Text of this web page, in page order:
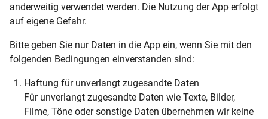
anderweitig verwendet werden. Die Nutzung der App erfolgt
auf eigene Gefahr.
Bitte geben Sie nur Daten in die App ein, wenn Sie mit den
folgenden Bedingungen einverstanden sind:
Haftung für unverlangt zugesandte Daten
Für unverlangt zugesandte Daten wie Texte, Bilder,
Filme, Töne oder sonstige Daten übernehmen wir keine